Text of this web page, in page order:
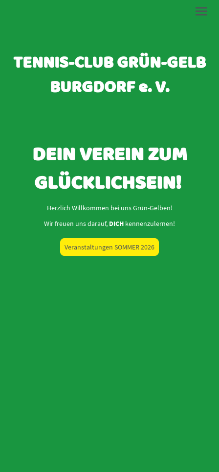
TENNIS-CLUB GRÜN-GELB
BURGDORF e. V.
DEIN VEREIN ZUM
GLÜCKLICHSEIN!
Herzlich Willkommen bei uns Grün-Gelben!
Wir freuen uns darauf, DICH kennenzulernen!
Veranstaltungen SOMMER 2026